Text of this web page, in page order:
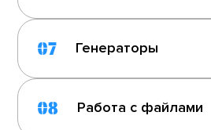
07 Генераторы
08 Работа с файлами